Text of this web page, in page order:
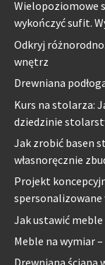
Wielopoziomowe
wykończyć sufit.
Odkryj
wnętrz
Drewniana
Kurs na stolarza:
dziedzinie
Jak zrobić basen
własnoręcznie
Projekt
Jak ustawić
Meble na wymiar